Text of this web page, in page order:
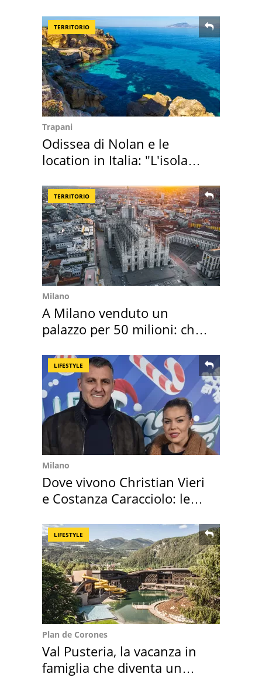
TERRITORIO
Trapani
Odissea di Nolan e le
location in Italia: "L'isola
TERRITORIO
Milano
A Milano venduto un
palazzo per 50 milioni: chi
LIFESTYLE
Milano
Dove vivono Christian Vieri
e Costanza Caracciolo: le
LIFESTYLE
Plan de Corones
Val Pusteria, la vacanza in
famiglia che diventa un